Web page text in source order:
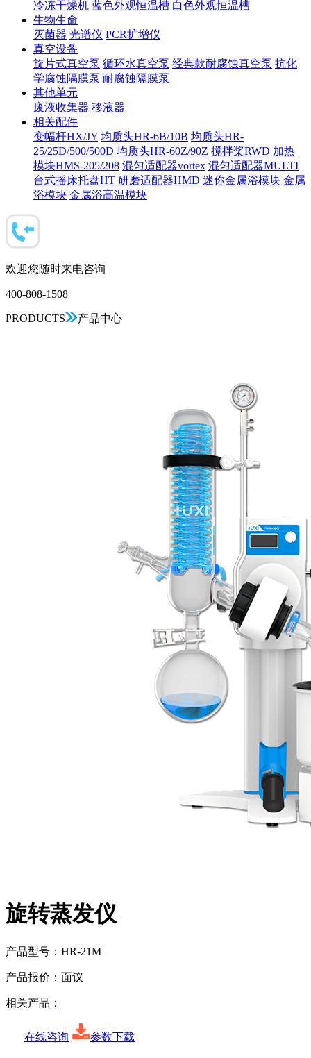
冷冻干燥机 蓝色外观恒温槽 白色外观恒温槽
生物生命
灭菌器 光谱仪 PCR扩增仪
真空设备
旋片式真空泵 循环水真空泵 经典款耐腐蚀真空泵 抗化
学腐蚀隔膜泵 耐腐蚀隔膜泵
其他单元
废液收集器 移液器
相关配件
变幅杆HX/JY 均质头HR-6B/10B 均质头HR-
25/25D/500/500D 均质头HR-60Z/90Z 搅拌桨RWD 加热
模块HMS-205/208 混匀适配器vortex 混匀适配器MULTI
台式摇床托盘HT 研磨适配器HMD 迷你金属浴模块 金属
浴模块 金属浴高温模块
欢迎您随时来电咨询
400-808-1508
PRODUCTS 产品中心
旋转蒸发仪
产品型号： HR-21M
产品报价： 面议
相关产品：
在线咨询 参数下载